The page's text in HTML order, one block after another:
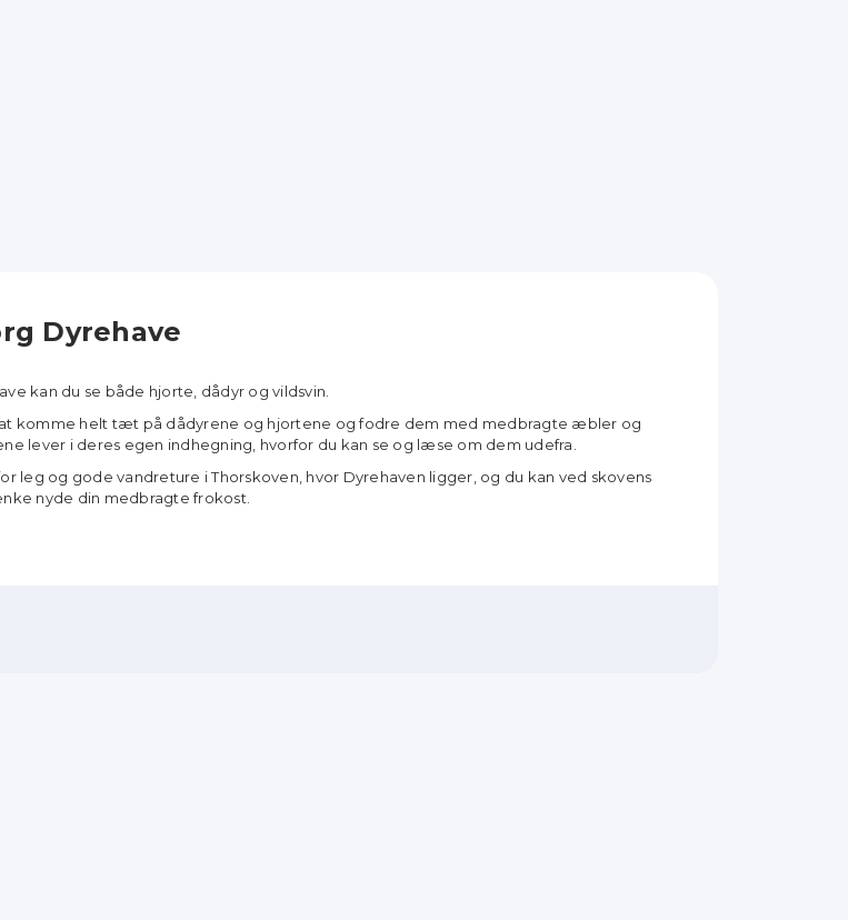
Dyrehave
kan du se både hjorte, dådyr og vildsvin.
komme helt tæt på dådyrene og hjortene og fodre dem med medbragte æbler og
lever i deres egen indhegning, hvorfor du kan se og læse om dem udefra.
leg og gode vandreture i Thorskoven, hvor Dyrehaven ligger, og du kan ved skovens
nyde din medbragte frokost.